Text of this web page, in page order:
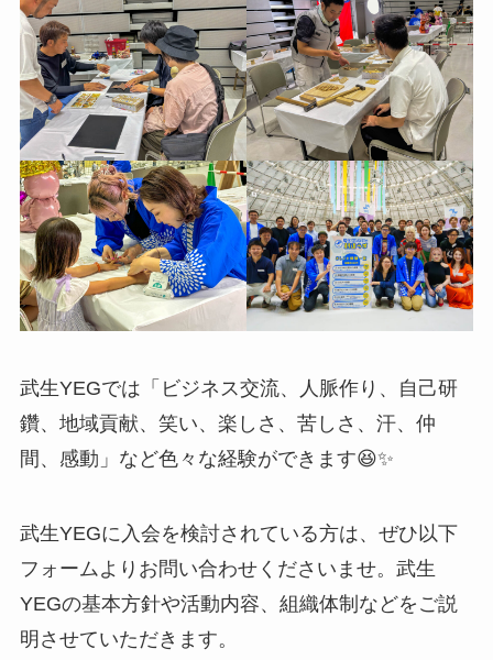
武生YEGでは「ビジネス交流、人脈作り、自己研
鑽、地域貢献、笑い、楽しさ、苦しさ、汗、仲
間、感動」など色々な経験ができます😆✨
武生YEGに入会を検討されている方は、ぜひ以下
フォームよりお問い合わせくださいませ。武生
YEGの基本方針や活動内容、組織体制などをご説
明させていただきます。